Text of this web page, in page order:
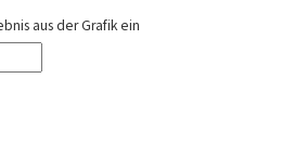
aus der Grafik ein